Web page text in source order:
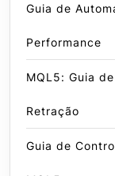
Guia de
Performance
MQL5: Guia
Retração
Guia de